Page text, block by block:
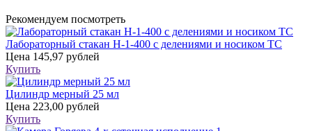
Рекомендуем посмотреть
Лабораторный стакан Н-1-400 с делениями и носиком ТС
Цена 145,97 рублей
Купить
Цилиндр мерный 25 мл
Цена 223,00 рублей
Купить